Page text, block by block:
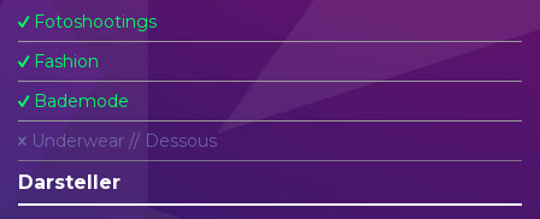
Fotoshootings
Fashion
Bademode
Underwear // Dessous
Darsteller